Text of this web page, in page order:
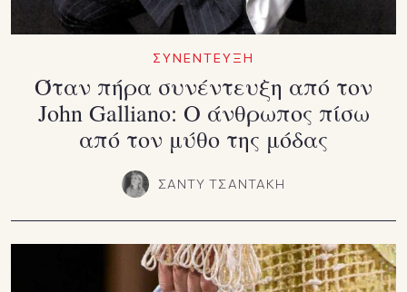
ΣΥΝΕΝΤΕΥΞΗ
Όταν πήρα συνέντευξη από τον
John Galliano: Ο άνθρωπος πίσω
από τον μύθο της μόδας
ΣΑΝΤΥ ΤΣΑΝΤΑΚΗ